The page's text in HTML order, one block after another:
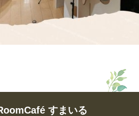
すまいる